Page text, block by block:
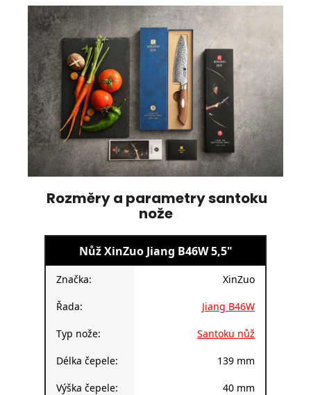
Rozměry a parametry santoku
nože
Nůž XinZuo Jiang B46W 5,5"
Značka: XinZuo
Řada: Jiang B46W
Typ nože: Santoku nůž
Délka čepele: 139 mm
Výška čepele: 40 mm